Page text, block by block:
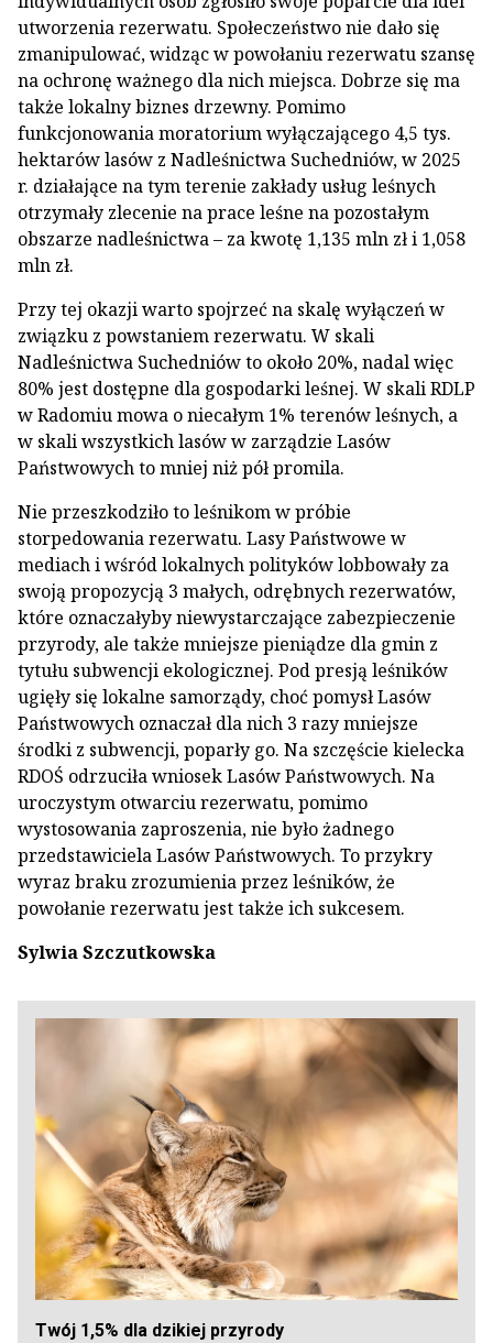
utworzenia rezerwatu. Społeczeństwo nie dało się
zmanipulować, widząc w powołaniu rezerwatu szansę
na ochronę ważnego dla nich miejsca. Dobrze się ma
także lokalny biznes drzewny. Pomimo
funkcjonowania moratorium wyłączającego 4,5 tys.
hektarów lasów z Nadleśnictwa Suchedniów, w 2025
r. działające na tym terenie zakłady usług leśnych
otrzymały zlecenie na prace leśne na pozostałym
obszarze nadleśnictwa – za kwotę 1,135 mln zł i 1,058
mln zł.
Przy tej okazji warto spojrzeć na skalę wyłączeń w
związku z powstaniem rezerwatu. W skali
Nadleśnictwa Suchedniów to około 20%, nadal więc
80% jest dostępne dla gospodarki leśnej. W skali RDLP
w Radomiu mowa o niecałym 1% terenów leśnych, a
w skali wszystkich lasów w zarządzie Lasów
Państwowych to mniej niż pół promila.
Nie przeszkodziło to leśnikom w próbie
storpedowania rezerwatu. Lasy Państwowe w
mediach i wśród lokalnych polityków lobbowały za
swoją propozycją 3 małych, odrębnych rezerwatów,
które oznaczałyby niewystarczające zabezpieczenie
przyrody, ale także mniejsze pieniądze dla gmin z
tytułu subwencji ekologicznej. Pod presją leśników
ugięły się lokalne samorządy, choć pomysł Lasów
Państwowych oznaczał dla nich 3 razy mniejsze
środki z subwencji, poparły go. Na szczęście kielecka
RDOŚ odrzuciła wniosek Lasów Państwowych. Na
uroczystym otwarciu rezerwatu, pomimo
wystosowania zaproszenia, nie było żadnego
przedstawiciela Lasów Państwowych. To przykry
wyraz braku zrozumienia przez leśników, że
powołanie rezerwatu jest także ich sukcesem.
Sylwia Szczutkowska
Twój 1,5% dla dzikiej przyrody